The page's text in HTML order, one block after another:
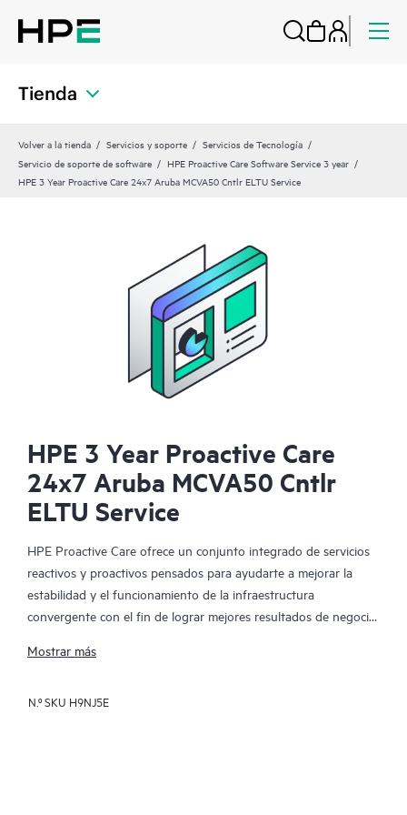
Tienda
Volver a la tienda Servicios y soporte
Servicios de Tecnología
Servicio de soporte de software
HPE Proactive Care Software Service 3 year
HPE 3 Year Proactive Care 24x7 Aruba MCVA50 Cntlr ELTU Service
HPE 3 Year Proactive Care
24x7 Aruba MCVA50 Cntlr
ELTU Service
HPE Proactive Care ofrece un conjunto integrado de servicios
reactivos y proactivos pensados para ayudarte a mejorar la
estabilidad y el funcionamiento de la infraestructura
convergente con el fin de lograr mejores resultados de negocio.
componentes deben trabajar en conjunto y de manera
para dar soporte a los dispositivos presentes en estos
Mostrar más
N.º SKU H9NJ5E